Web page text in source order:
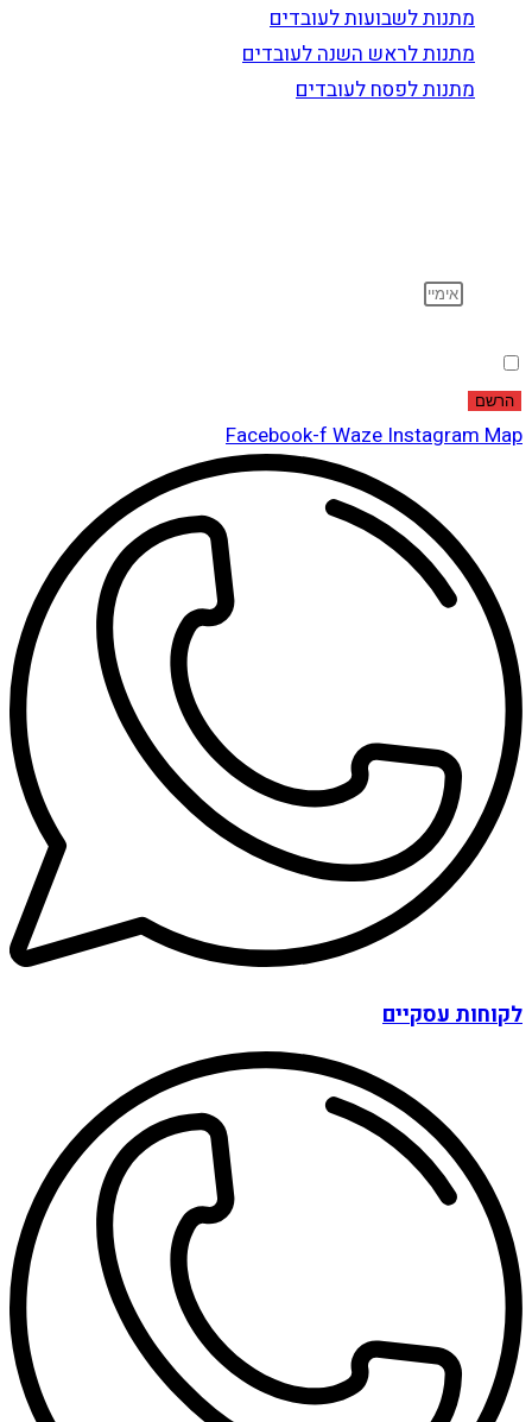
מתנות לשבועות לעובדים
מתנות לראש השנה לעובדים
מתנות לפסח לעובדים
הרשם
Facebook-fWazeInstagramMap
לקוחות עסקיים